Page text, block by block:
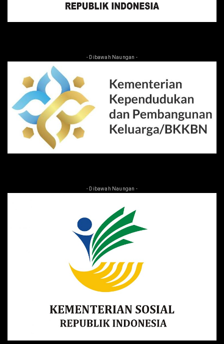
- Dibawah Naungan -
- Dibawah Naungan -